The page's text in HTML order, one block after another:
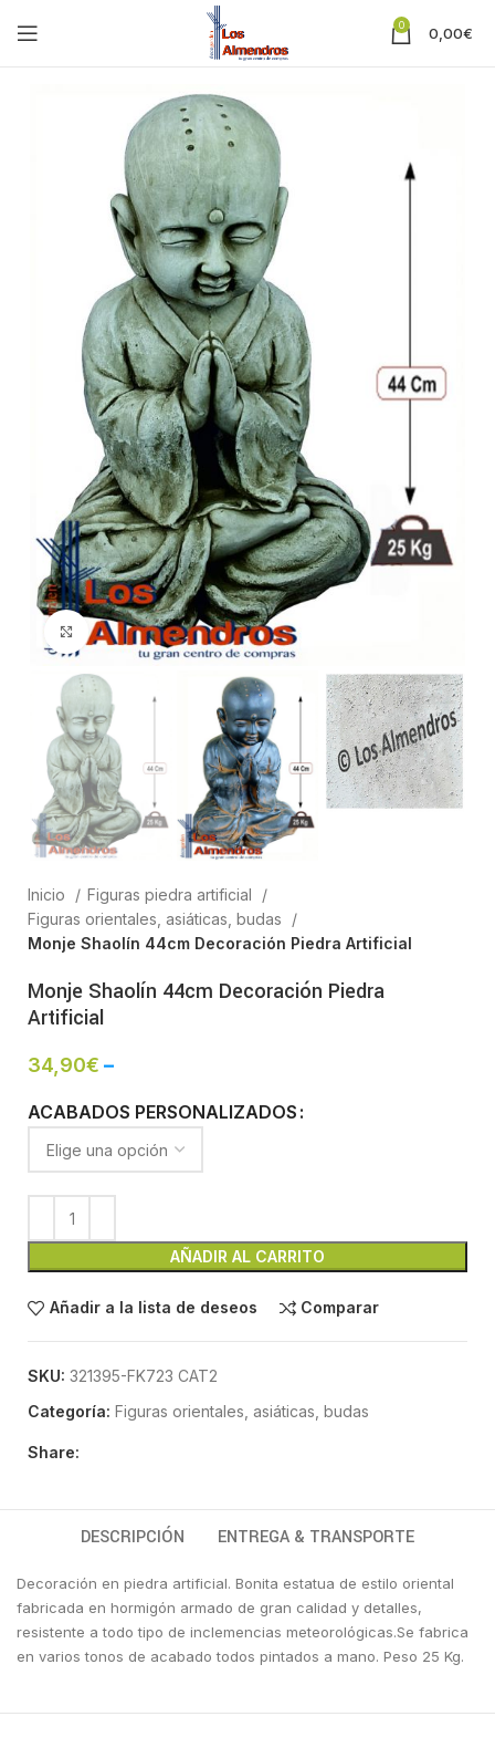
0 0,00€
Clic para ampliar
Inicio
Figuras piedra artificial
Figuras orientales, asiáticas, budas
Monje Shaolín 44cm Decoración Piedra Artificial
Monje Shaolín 44cm Decoración Piedra
Artificial
34,90€ –
ACABADOS PERSONALIZADOS
AÑADIR AL CARRITO
Añadir a la lista de deseos Comparar
SKU: 321395-FK723 CAT2
Categoría: Figuras orientales, asiáticas, budas
Share:
DESCRIPCIÓN ENTREGA & TRANSPORTE
Decoración en piedra artificial. Bonita estatua de estilo oriental
fabricada en hormigón armado de gran calidad y detalles,
resistente a todo tipo de inclemencias meteorológicas.Se fabrica
en varios tonos de acabado todos pintados a mano. Peso 25 Kg.